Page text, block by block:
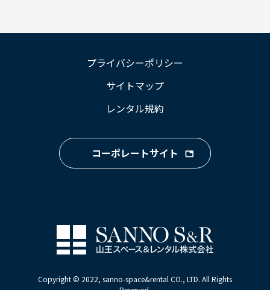
プライバシーポリシー
サイトマップ
レンタル規約
コーポレートサイト
Copyright © 2022, sanno-space&rental CO., LTD. All Rights